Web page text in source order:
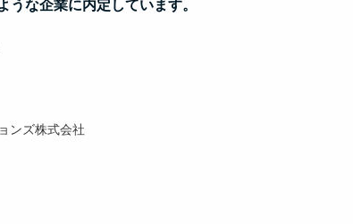
うな企業に内定しています。
ンズ株式会社